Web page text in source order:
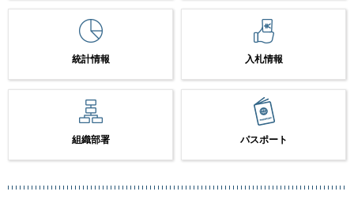
統計情報 入札情報
組織部署 パスポート